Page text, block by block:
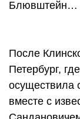
Блювштейн…
После
Петербург,
осуществила
вместе с